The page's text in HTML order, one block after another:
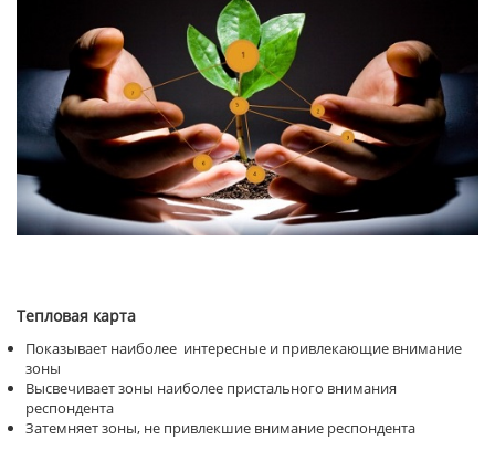
Тепловая карта
Показывает наиболее интересные и привлекающие внимание
зоны
Высвечивает зоны наиболее пристального внимания
респондента
Затемняет зоны, не привлекшие внимание респондента